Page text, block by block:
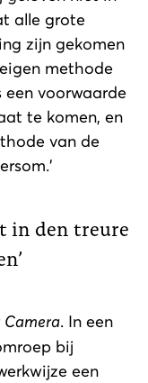
alle grote
zijn gekomen
methode
voorwaarde
te komen, en
van de
in den treure
Camera. In een
bij
een